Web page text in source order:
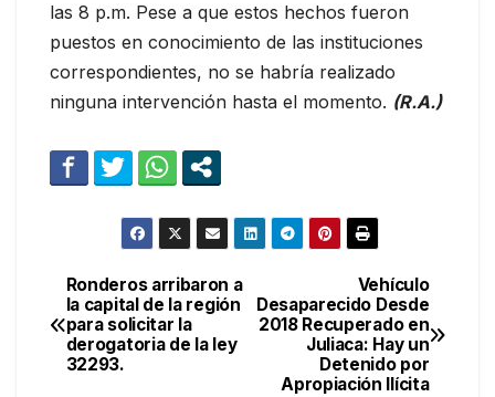
las 8 p.m. Pese a que estos hechos fueron
puestos en conocimiento de las instituciones
correspondientes, no se habría realizado
ninguna intervención hasta el momento. (R.A.)
Navegación
de
Vehículo
Desaparecido Desde
2018 Recuperado en
Juliaca: Hay un
Detenido por
Apropiación Ilícita
Ronderos arribaron a
la capital de la región
para solicitar la
derogatoria de la ley
32293.